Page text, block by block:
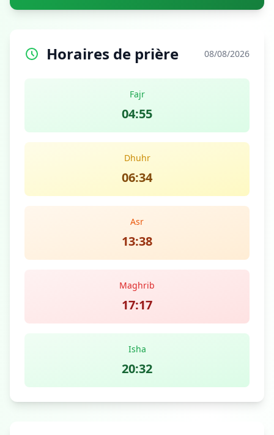
Horaires de prière 08/08/2026
Fajr
04:55
Dhuhr
06:34
Asr
13:38
Maghrib
17:17
Isha
20:32